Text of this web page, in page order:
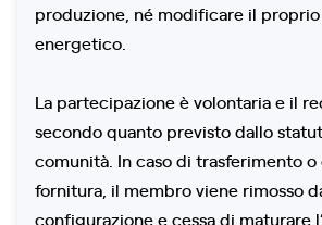
produzione, né modificare il
energetico.
La partecipazione è volontaria e il
secondo quanto previsto dallo
comunità. In caso di trasferimento
fornitura, il membro viene rimosso
configurazione e cessa di maturare